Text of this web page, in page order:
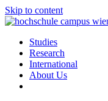
Skip to content
Studies
Research
International
About Us